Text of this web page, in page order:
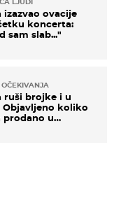
izazvao ovacije
koncerta:
sam slab..."
ruši brojke i u
Objavljeno koliko
prodano u